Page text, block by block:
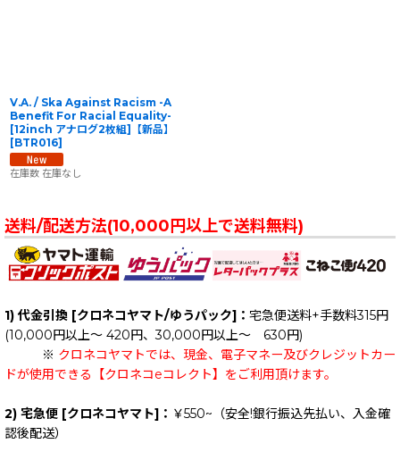
V.A. / Ska Against Racism -A
Benefit For Racial Equality-
[12inch アナログ2枚組]【新品】
[BTR016]
在庫数 在庫なし
送料/配送方法(10,000円以上で送料無料)
1) 代金引換 [クロネコヤマト/ゆうパック]： 宅急便送料+手数料315円
(10,000円以上～ 420円、30,000円以上～ 630円)
※ クロネコヤマトでは、現金、電子マネー及びクレジットカー
ドが使用できる【クロネコeコレクト】をご利用頂けます。
2) 宅急便 [クロネコヤマト]： ￥550~（安全!銀行振込先払い、入金確
認後配送）